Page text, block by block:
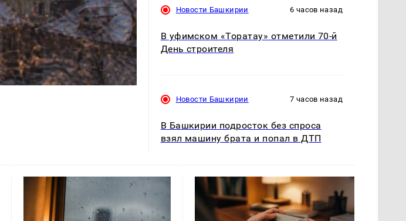
Новости Башкирии 6 часов назад
В уфимском «Торатау» отметили 70-й
День строителя
Новости Башкирии 7 часов назад
В Башкирии подросток без спроса
взял машину брата и попал в ДТП